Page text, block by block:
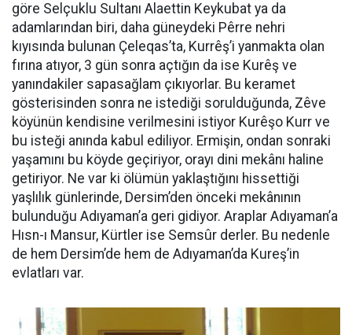
göre Selçuklu Sultanı Alaettin Keykubat ya da
adamlarından biri, daha güneydeki Pêrre nehri
kıyısında bulunan Çeleqas’ta, Kurrêş’i yanmakta olan
fırına atıyor, 3 gün sonra açtığın da ise Kurêş ve
yanındakiler sapasağlam çıkıyorlar. Bu keramet
gösterisinden sonra ne istediği sorulduğunda, Zêve
köyünün kendisine verilmesini istiyor Kurêşo Kurr ve
bu isteği anında kabul ediliyor. Ermişin, ondan sonraki
yaşamını bu köyde geçiriyor, orayı dini mekânı haline
getiriyor. Ne var ki ölümün yaklaştığını hissettiği
yaşlılık günlerinde, Dersim’den önceki mekânının
bulunduğu Adıyaman’a geri gidiyor. Araplar Adıyaman’a
Hısn-ı Mansur, Kürtler ise Semsûr derler. Bu nedenle
de hem Dersim’de hem de Adıyaman’da Kureş’in
evlatları var.